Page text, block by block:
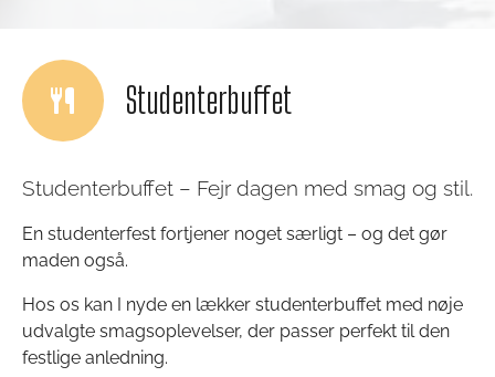
Studenterbuffet
Studenterbuffet – Fejr dagen med smag og stil.
En studenterfest fortjener noget særligt – og det gør
maden også.
Hos os kan I nyde en lækker studenterbuffet med nøje
udvalgte smagsoplevelser, der passer perfekt til den
festlige anledning.